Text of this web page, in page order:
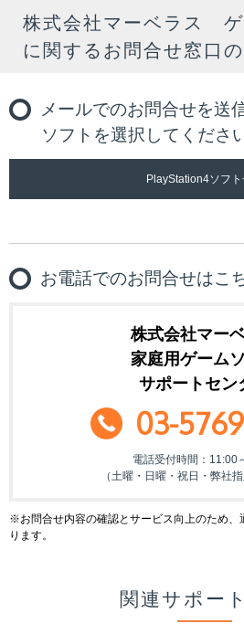
株式会社マーベラス ゲ
に関するお問合せ窓口
メールでのお問合せを送
ソフトを選択してくださ
PlayStation4ソフ
お電話でのお問合せはこ
株式会社マー
家庭用ゲーム
サポートセン
03-
電話受付時間：11:00
（土曜・日曜・祝日・弊社指
※お問合せ内容の確認とサービス向上のため、
ります。
関連サポー